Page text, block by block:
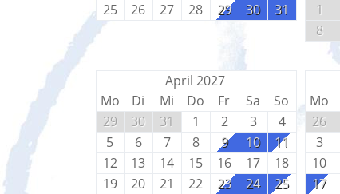
25
26 27 28 29 30 31
1
8
April 2027
Mo
Di Mi Do Fr Sa
So
29
30 31 1 2 3
4
5
6 7 8 9 10
11
12
13 14 15 16 17
18
19
20 21 22 23 24
25
Mo
26
3
10
17